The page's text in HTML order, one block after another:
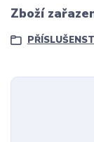
Zboží